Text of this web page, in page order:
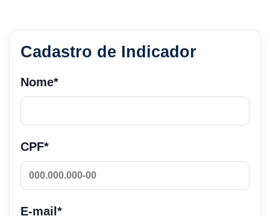
Cadastro de Indicador
Nome*
CPF*
E-mail*